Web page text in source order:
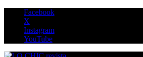
contenido
Facebook
X
Instagram
YouTube